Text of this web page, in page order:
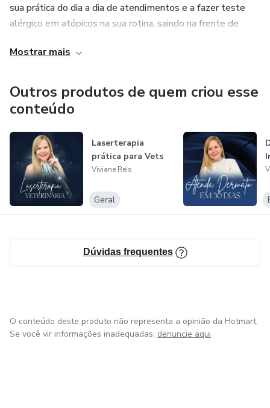
sua prática do dia a dia de atendimentos e a fazer teste
alérgico em atópicos na sua rotina, saindo na frente de
nunca visto em curso algum.
Mostrar mais
Outros produtos de quem criou esse
conteúdo
Laserterapia
prática para Vets
Viviane Reis
Geral
Dúvidas frequentes
O conteúdo deste produto não representa a opinião da Hotmart.
Se você vir informações inadequadas, denuncie aqui